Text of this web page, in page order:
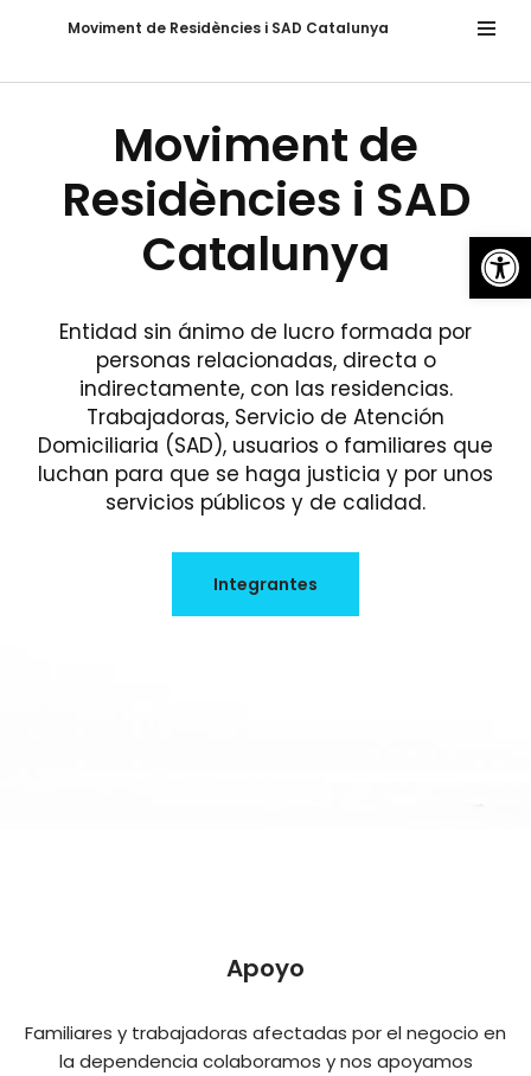
Moviment de Residències i SAD Catalunya
Moviment de
Residències i SAD
Catalunya
Entidad sin ánimo de lucro formada por
personas relacionadas, directa o
indirectamente, con las residencias.
Trabajadoras, Servicio de Atención
Domiciliaria (SAD), usuarios o familiares que
luchan para que se haga justicia y por unos
servicios públicos y de calidad.
Integrantes
Apoyo
Familiares y trabajadoras afectadas por el negocio en
la dependencia colaboramos y nos apoyamos